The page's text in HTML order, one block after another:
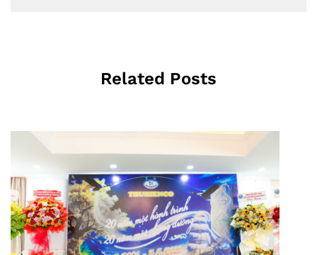
Related Posts